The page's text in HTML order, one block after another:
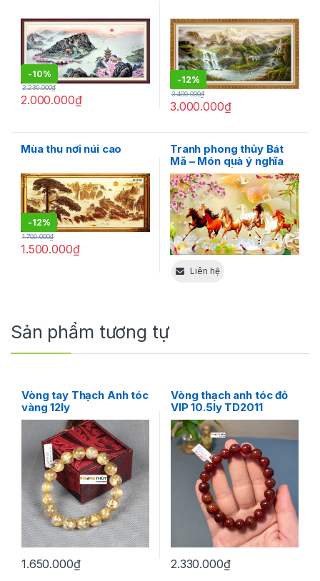
-10%
2.000.000₫
2.230.000₫
-12%
3.000.000₫
3.400.000₫
Mùa thu nơi núi cao
-12%
1.500.000₫
1.700.000₫
Tranh phong thủy Bát
Mã – Món quà ý nghĩa
trong dịp đầu năm mới
Liên hệ
Sản phẩm tương tự
Vòng tay Thạch Anh tóc
vàng 12ly
1.650.000₫
Vòng thạch anh tóc đỏ
VIP 10.5ly TD2011
2.330.000₫